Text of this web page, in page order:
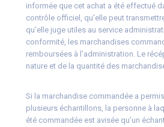
informée que cet achat a été effectué
contrôle officiel, qu’elle peut
qu’elle juge utiles au service
conformité, les marchandises
remboursées à l’administration. Le
nature et de la quantité des
Si la marchandise commandée a
plusieurs échantillons, la personne à
été commandée est avisée qu’un